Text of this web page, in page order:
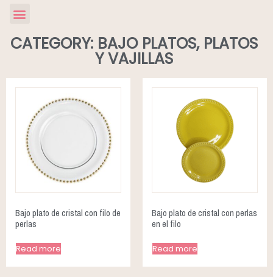
CATEGORY: BAJO PLATOS, PLATOS
Y VAJILLAS
Bajo plato de cristal con filo de
perlas
Read more
Bajo plato de cristal con perlas
en el filo
Read more